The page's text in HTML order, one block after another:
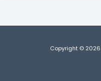
Copyright ©